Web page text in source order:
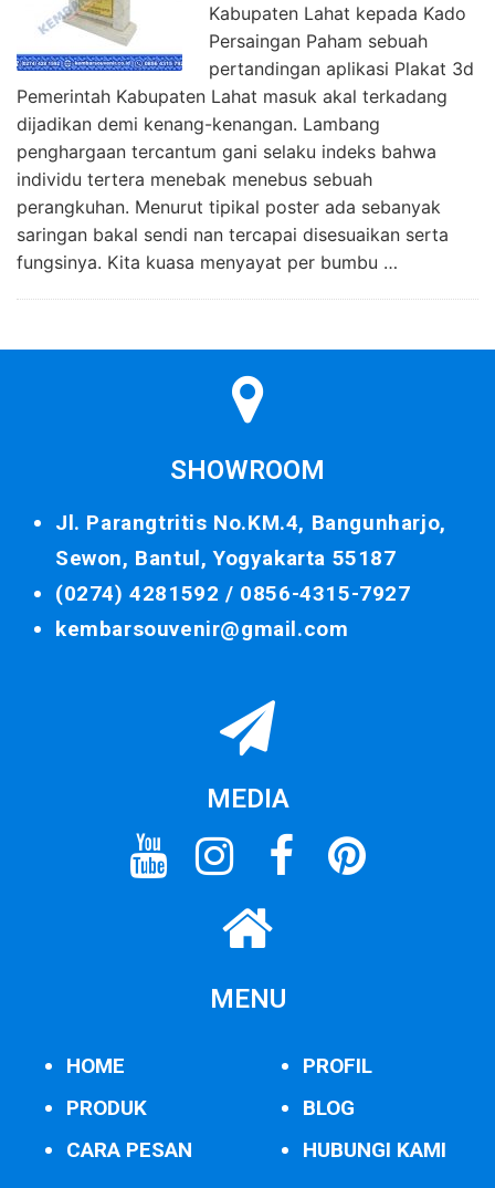
Kabupaten Lahat kepada Kado
Persaingan Paham sebuah
pertandingan aplikasi Plakat 3d
Pemerintah Kabupaten Lahat masuk akal terkadang
dijadikan demi kenang-kenangan. Lambang
penghargaan tercantum gani selaku indeks bahwa
individu tertera menebak menebus sebuah
perangkuhan. Menurut tipikal poster ada sebanyak
saringan bakal sendi nan tercapai disesuaikan serta
fungsinya. Kita kuasa menyayat per bumbu …
SHOWROOM
Jl. Parangtritis No.KM.4, Bangunharjo,
Sewon, Bantul, Yogyakarta 55187
(0274) 4281592 / 0856-4315-7927
kembarsouvenir@gmail.com
MEDIA
MENU
HOME
PRODUK
CARA PESAN
PROFIL
BLOG
HUBUNGI KAMI